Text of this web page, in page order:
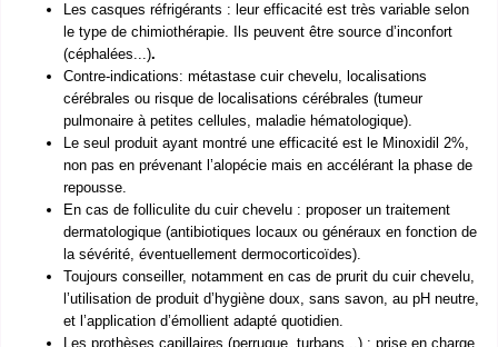
Les casques réfrigérants : leur efficacité est très variable selon
le type de chimiothérapie. Ils peuvent être source d’inconfort
(céphalées...).
Contre-indications: métastase cuir chevelu, localisations
cérébrales ou risque de localisations cérébrales (tumeur
pulmonaire à petites cellules, maladie hématologique).
Le seul produit ayant montré une efficacité est le Minoxidil 2%,
non pas en prévenant l’alopécie mais en accélérant la phase de
repousse.
En cas de folliculite du cuir chevelu : proposer un traitement
dermatologique (antibiotiques locaux ou généraux en fonction de
la sévérité, éventuellement dermocorticoïdes).
Toujours conseiller, notamment en cas de prurit du cuir chevelu,
l’utilisation de produit d’hygiène doux, sans savon, au pH neutre,
et l’application d’émollient adapté quotidien.
Les prothèses capillaires (perruque, turbans...) : prise en charge